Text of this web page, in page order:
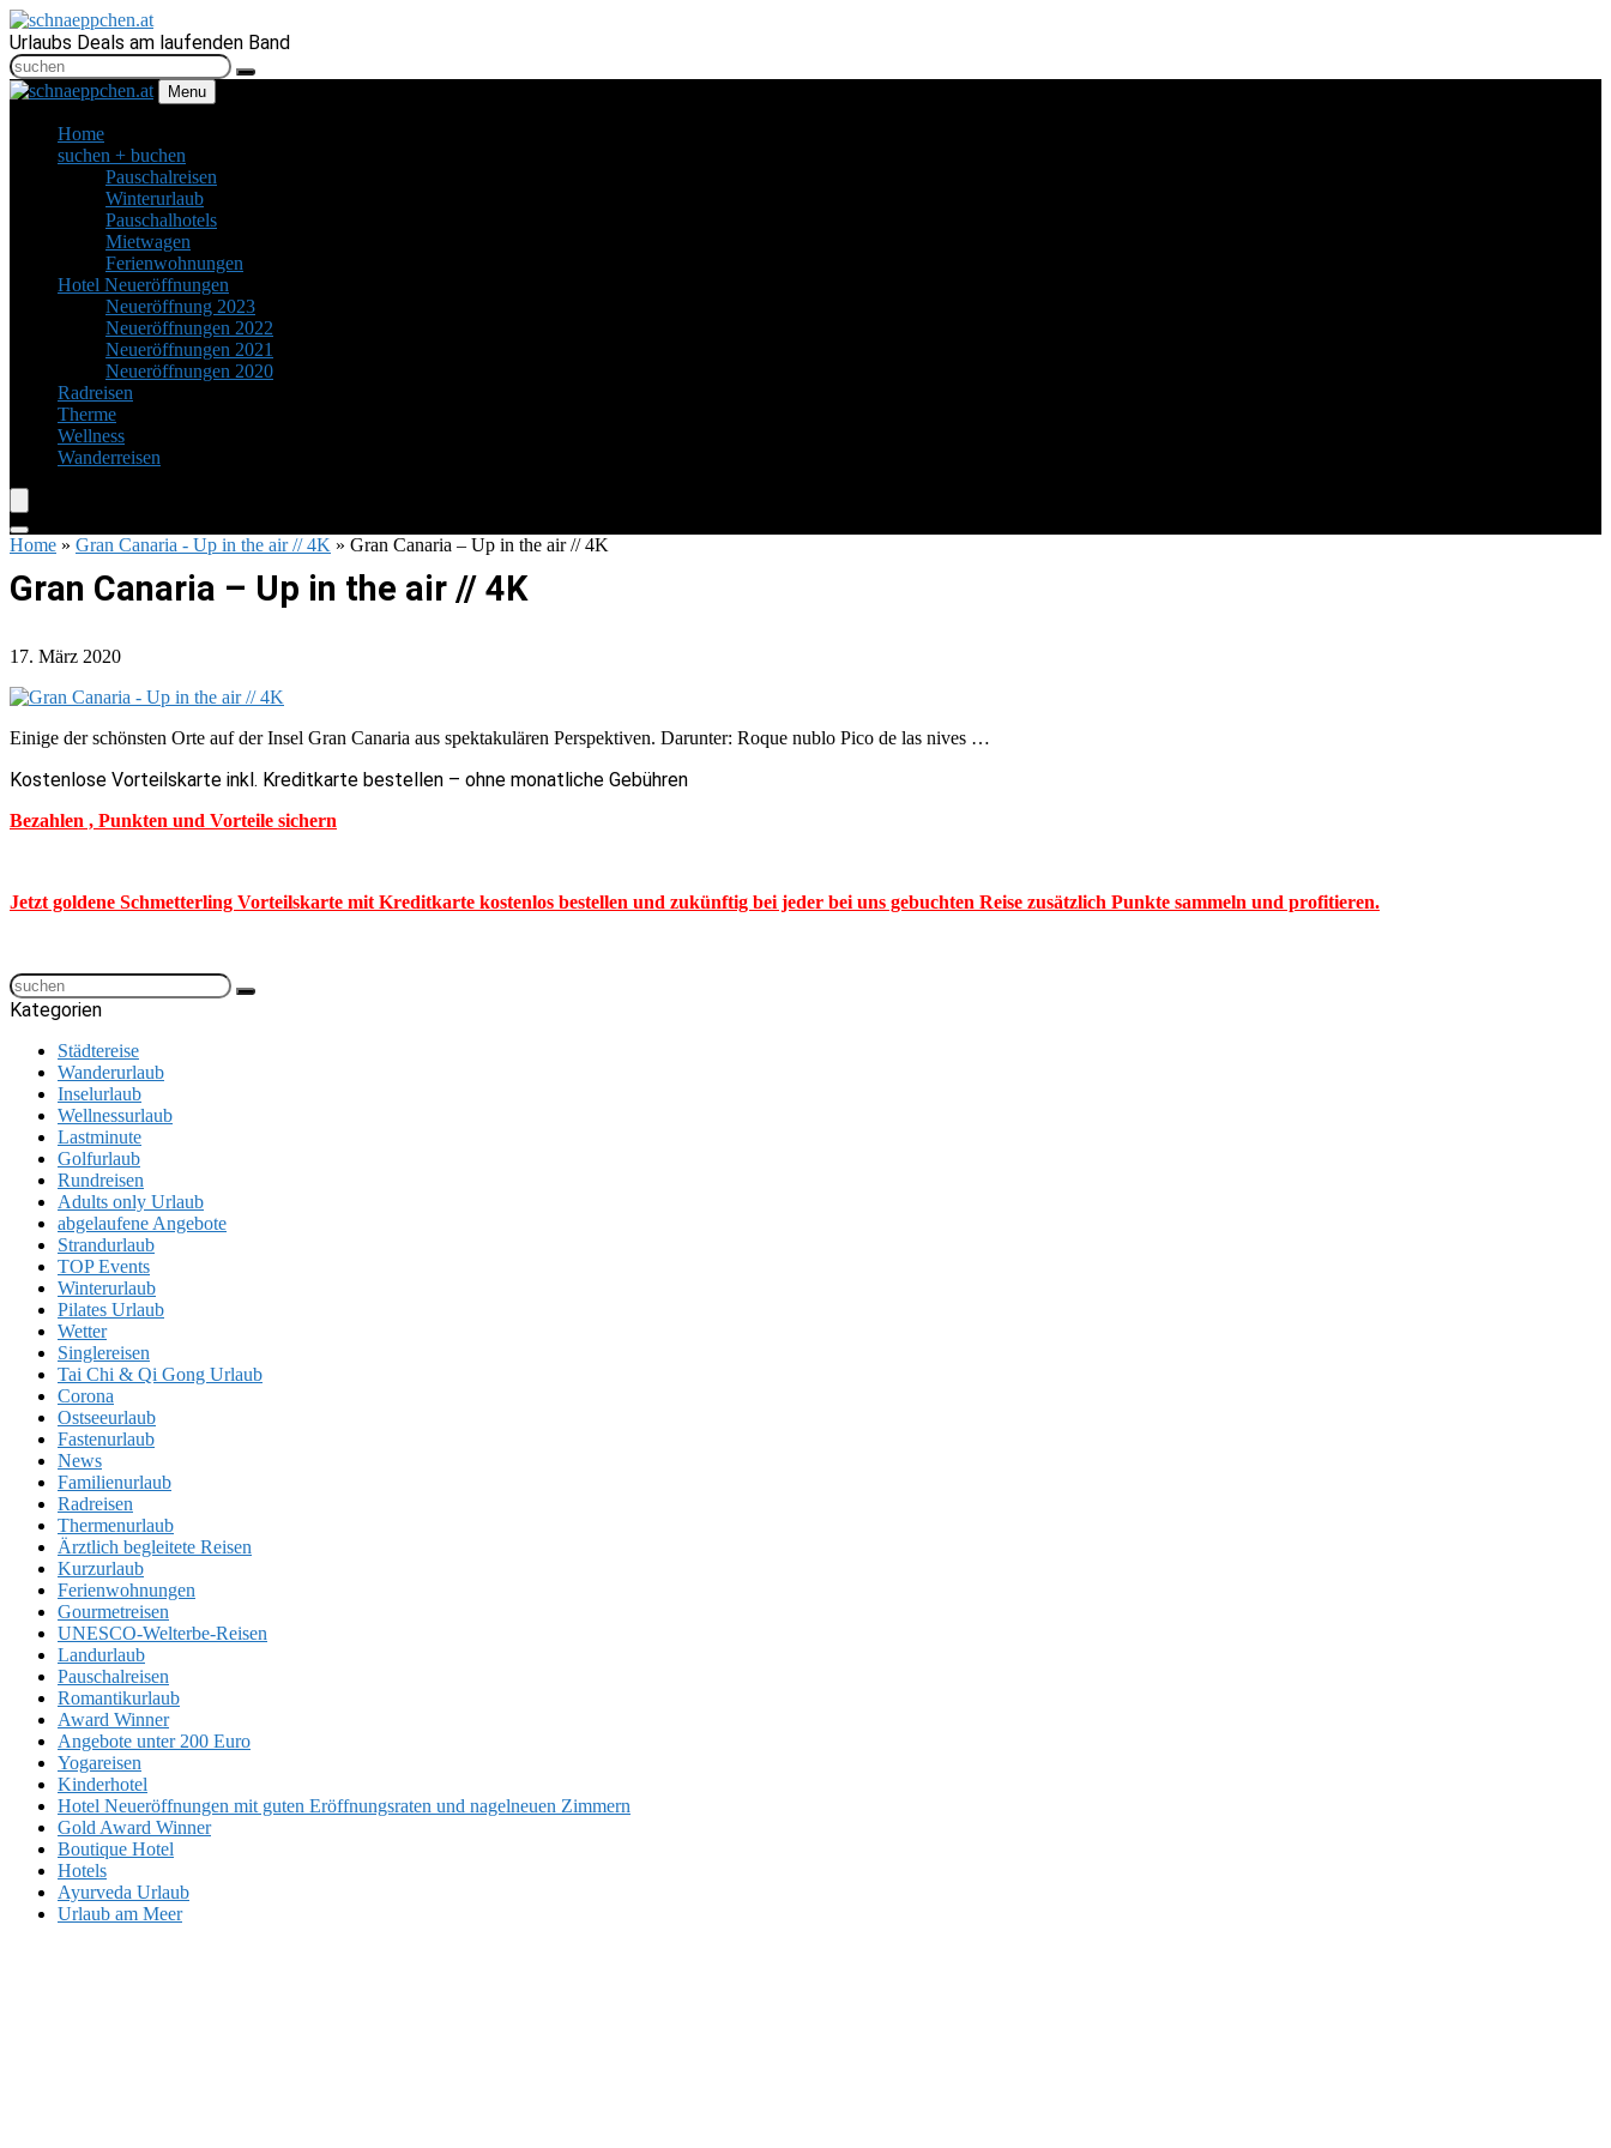
Urlaubs Deals am laufenden Band
Menu
Home
suchen + buchen
Pauschalreisen
Winterurlaub
Pauschalhotels
Mietwagen
Ferienwohnungen
Hotel Neueröffnungen
Neueröffnung 2023
Neueröffnungen 2022
Neueröffnungen 2021
Neueröffnungen 2020
Radreisen
Therme
Wellness
Wanderreisen
Home » Gran Canaria - Up in the air // 4K » Gran Canaria – Up in the air // 4K
Gran Canaria – Up in the air // 4K
17. März 2020
Einige der schönsten Orte auf der Insel Gran Canaria aus spektakulären Perspektiven. Darunter: Roque nublo Pico de las nives …
Kostenlose Vorteilskarte inkl. Kreditkarte bestellen – ohne monatliche Gebühren
Bezahlen , Punkten und Vorteile sichern
Jetzt goldene Schmetterling Vorteilskarte mit Kreditkarte kostenlos bestellen und zukünftig bei jeder bei uns gebuchten Reise zusätzlich Punkte sammeln und profitieren.
Kategorien
Städtereise
Wanderurlaub
Inselurlaub
Wellnessurlaub
Lastminute
Golfurlaub
Rundreisen
Adults only Urlaub
abgelaufene Angebote
Strandurlaub
TOP Events
Winterurlaub
Pilates Urlaub
Wetter
Singlereisen
Tai Chi & Qi Gong Urlaub
Corona
Ostseeurlaub
Fastenurlaub
News
Familienurlaub
Radreisen
Thermenurlaub
Ärztlich begleitete Reisen
Kurzurlaub
Ferienwohnungen
Gourmetreisen
UNESCO-Welterbe-Reisen
Landurlaub
Pauschalreisen
Romantikurlaub
Award Winner
Angebote unter 200 Euro
Yogareisen
Kinderhotel
Hotel Neueröffnungen mit guten Eröffnungsraten und nagelneuen Zimmern
Gold Award Winner
Boutique Hotel
Hotels
Ayurveda Urlaub
Urlaub am Meer